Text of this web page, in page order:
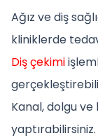
Ağız ve diş
kliniklerde
Diş çekimi
Kanal, dolgu
yaptırabilirsiniz.